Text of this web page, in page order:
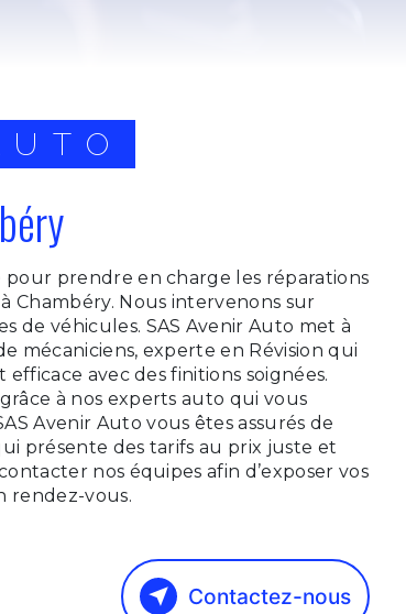
pour prendre en charge les réparations
Chambéry. Nous intervenons sur
de véhicules. SAS Avenir Auto met à
mécaniciens, experte en Révision qui
avec des finitions soignées.
à nos experts auto qui vous
Avenir Auto vous êtes assurés de
présente des tarifs au prix juste et
nos équipes afin d’exposer vos
rendez-vous.
Contactez-nous